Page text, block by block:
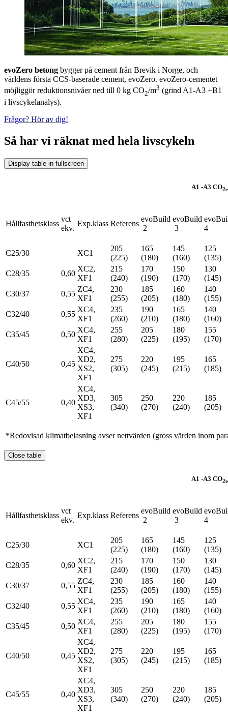
evoZero betong bygger på cement från Brevik i Norge, och
världens första CCS-baserade cement, evoZero. evoZero-cementet
möjliggör reduktionsnivåer ned till 0 kg CO2/m3 (grind A1-A3 +B1
i livscykelanalys).
Frågor? Hör av dig!
Så har vi räknat med hela livscykeln
Display table in fullscreen
A1 -A3 CO
Hållfasthetsklass
vct
ekv.
Exp.klass Referens
evoBuild
2
evoBuild
3
4
C25/30 XC1
205
(225)
165
(180)
145
(160)
125
(135)
C28/35
0,60
XC2,
XF1
215
(240)
170
(190)
150
(170)
130
(145)
C30/37
0,55
ZC4,
XF1
230
(255)
185
(205)
160
(180)
140
(155)
C32/40
0,55
XC4,
XF1
235
(260)
190
(210)
165
(180)
140
(160)
C35/45
0,50
XC4,
XF1
255
(280)
205
(225)
180
(195)
155
(170)
C40/50 0,45
XC4,
XD2,
XS2,
XF1
275
(305)
220
(245)
195
(215)
165
(185)
C45/55 0,40
XC4,
XD3,
XS3,
XF1
305
(340)
250
(270)
220
(240)
185
(205)
*Redovisad klimatbelasning avser nettvärden (gross värden inom
Close table
A1 -A3 CO
Hållfasthetsklass
vct
ekv.
Exp.klass Referens
evoBuild
2
evoBuild
3
4
C25/30 XC1
205
(225)
165
(180)
145
(160)
125
(135)
C28/35
0,60
XC2,
XF1
215
(240)
170
(190)
150
(170)
130
(145)
C30/37
0,55
ZC4,
XF1
230
(255)
185
(205)
160
(180)
140
(155)
C32/40
0,55
XC4,
XF1
235
(260)
190
(210)
165
(180)
140
(160)
C35/45
0,50
XC4,
XF1
255
(280)
205
(225)
180
(195)
155
(170)
C40/50 0,45
XC4,
XD2,
XS2,
XF1
275
(305)
220
(245)
195
(215)
165
(185)
C45/55 0,40
XC4,
XD3,
XS3,
XF1
305
(340)
250
(270)
220
(240)
185
(205)